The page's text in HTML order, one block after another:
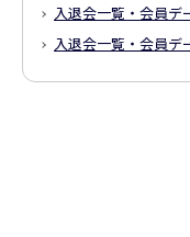
入退会一覧・会員デ
入退会一覧・会員デ